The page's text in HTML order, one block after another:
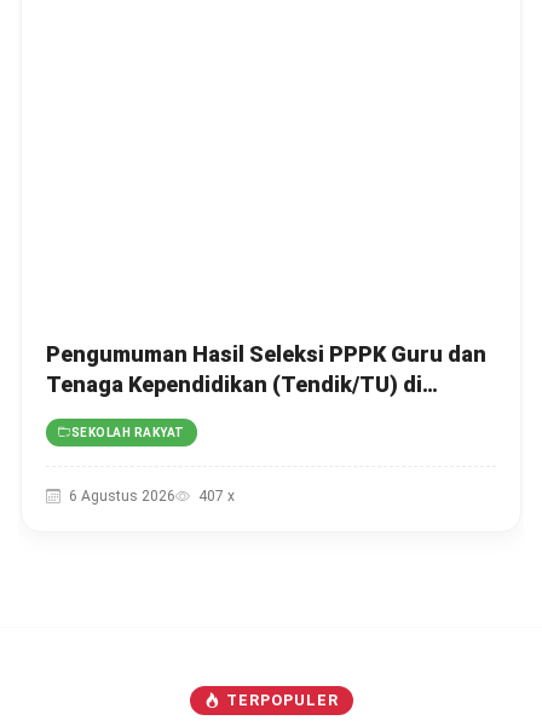
Pengumuman Hasil Seleksi PPPK Guru dan
Tenaga Kependidikan (Tendik/TU) di
Sekolah Rakyat Tahun 2026 Lingkungan
Kementerian Sosial RI, Ini Daftar Nama
SEKOLAH RAKYAT
6 Agustus 2026 407 x
TERPOPULER